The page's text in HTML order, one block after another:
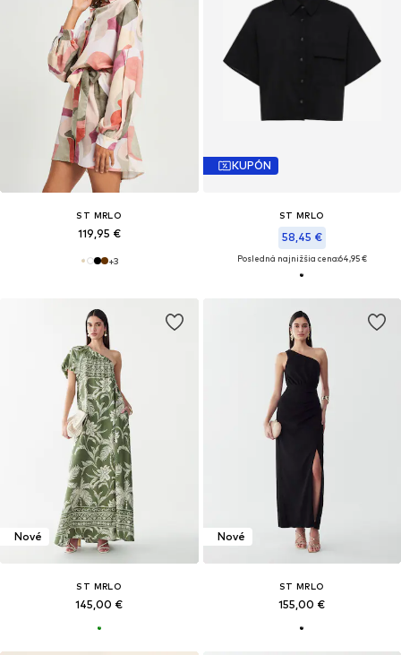
ST MRLO
119,95 €
+3
KUPÓN
ST MRLO
58,45 €
Posledná najnižšia cena:64,95 €
Nové
ST MRLO
145,00 €
Nové
ST MRLO
155,00 €